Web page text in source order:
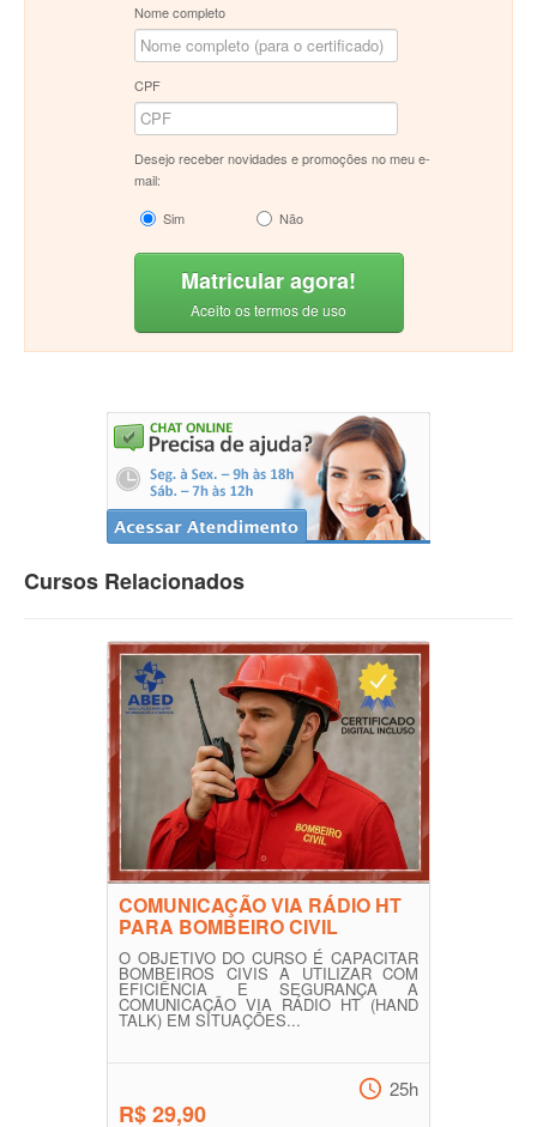
Nome completo
CPF
Desejo receber novidades e promoções no meu e-
mail:
Sim
Não
Matricular agora!
Aceito os termos de uso
Cursos Relacionados
COMUNICAÇÃO VIA RÁDIO HT
PARA BOMBEIRO CIVIL
O OBJETIVO DO CURSO É CAPACITAR
BOMBEIROS CIVIS A UTILIZAR COM
EFICIÊNCIA E SEGURANÇA A
COMUNICAÇÃO VIA RÁDIO HT (HAND
TALK) EM SITUAÇÕES...
R$ 29,90
25h